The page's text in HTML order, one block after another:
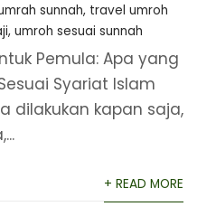
sunnah, travel umroh
, umroh sesuai sunnah
Pemula: Apa yang
Syariat Islam
dilakukan kapan saja,
+ READ MORE